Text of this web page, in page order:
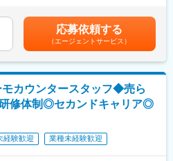
CSS/JavaScript
、SQL、Tableau / Looker Studio
バージョン管理）、Jira /
ュメント管理）
で一貫して運用する
マンス改善など、必須機能の開発以外
に取り組む
などを前提に信頼性の高いサービス
境でアプリケーションからインフラま
シー（個人情報の除去、アクセス制
する
年齢を考慮の上決定します。賃金はあ
、選考を通じて上下する可能性があり
当を含めた表記です。
応募依頼する
（エージェントサービス）
モカウンタースタッフ◆売ら
修体制◎セカンドキャリア◎
経験歓迎 業種未経験歓迎